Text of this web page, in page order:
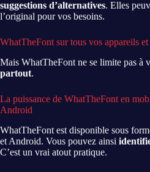
suggestions d’alternatives. Elles
l’original pour vos besoins.
WhatTheFont sur tous vos appareils et
Mais WhatTheFont ne se limite pas à
partout.
La puissance de WhatTheFont en
Android
WhatTheFont est disponible sous
et Android. Vous pouvez ainsi
C’est un vrai atout pratique.